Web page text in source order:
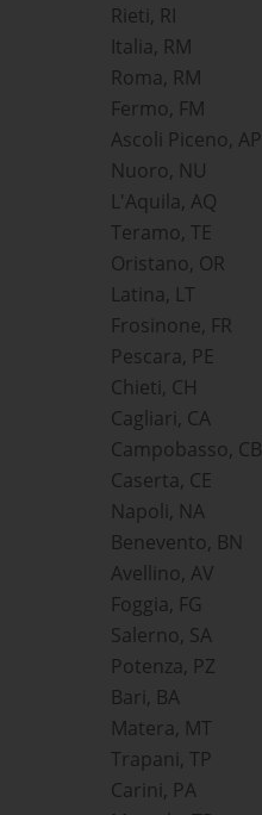
Rieti, RI
Italia, RM
Roma, RM
Fermo, FM
Ascoli Piceno, AP
Nuoro, NU
L'Aquila, AQ
Teramo, TE
Oristano, OR
Latina, LT
Frosinone, FR
Pescara, PE
Chieti, CH
Cagliari, CA
Campobasso, CB
Caserta, CE
Napoli, NA
Benevento, BN
Avellino, AV
Foggia, FG
Salerno, SA
Potenza, PZ
Bari, BA
Matera, MT
Trapani, TP
Carini, PA